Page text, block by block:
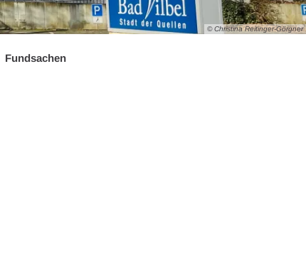
© Christina Reitinger-Görgner
Fundsachen